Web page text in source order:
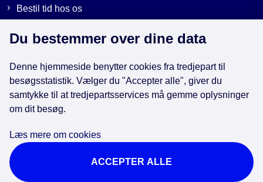
Bestil tid hos os
Genveje
EAN-numre i kommunen
Cookies
Tilgængelighedserklæring
Du bestemmer over dine data
Denne hjemmeside benytter cookies fra tredjepart til
besøgsstatistik. Vælger du "Accepter alle", giver du
samtykke til at tredjepartsservices må gemme oplysninger
om dit besøg.
Læs mere om cookies
ACCEPTER ALLE